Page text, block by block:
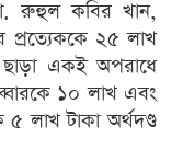
রুহুল কবির খান,
২৫ লাখ
একই অপরাধে
১০ লাখ এবং
লাখ টাকা অর্থদণ্ড